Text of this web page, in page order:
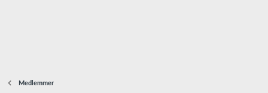
Medlemmer